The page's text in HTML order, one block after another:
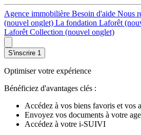
Agence immobilière Besoin d'aide Nous
(nouvel onglet) La fondation Laforêt
Laforêt Collection (nouvel onglet)
S'inscrire 1
Optimiser votre expérience
Bénéficiez d'avantages clés :
Accédez à vos biens favoris et vos
Envoyez vos documents à votre
Accédez à votre i-SUIVI